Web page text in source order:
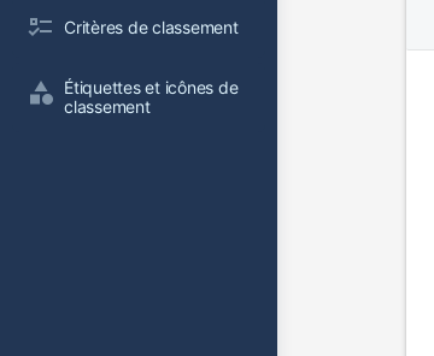
Critères de classement
Étiquettes et icônes de
classement